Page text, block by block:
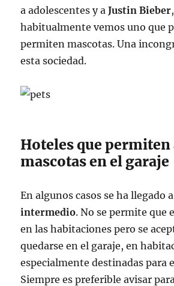
a adolescentes y aJustin Bieber
habitualmente vemos uno que
permiten mascotas. Una
esta sociedad.
Hoteles que
mascotas en el garaje
En algunos casos se ha llegado
intermedio. No se permite que
en las habitaciones pero se
quedarse en el garaje, en
especialmente destinadas para
Siempre es preferible avisar